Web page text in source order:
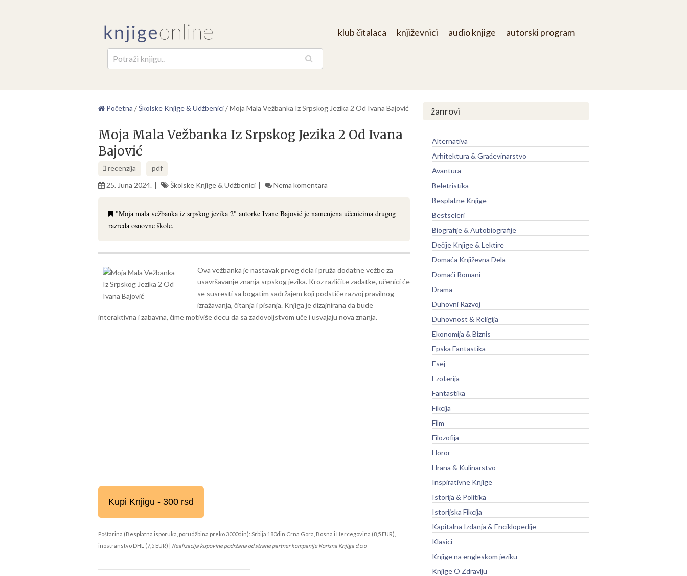
klub čitalaca književnici audio knjige autorski program
Početna /Školske Knjige & Udžbenici/Moja Mala Vežbanka Iz Srpskog Jezika 2 Od Ivana Bajović
Moja Mala Vežbanka Iz Srpskog Jezika 2 Od Ivana
Bajović
recenzija
pdf
25. Juna 2024.
Školske Knjige & Udžbenici Nema komentara
"Moja mala vežbanka iz srpskog jezika 2" autorke Ivane Bajović je namenjena učenicima drugog
razreda osnovne škole.
Ova vežbanka je nastavak prvog dela i pruža dodatne vežbe za
usavršavanje znanja srpskog jezika. Kroz različite zadatke, učenici će
se susresti sa bogatim sadržajem koji podstiče razvoj pravilnog
izražavanja, čitanja i pisanja. Knjiga je dizajnirana da bude
interaktivna i zabavna, čime motiviše decu da sa zadovoljstvom uče i usvajaju nova znanja.
Kupi Knjigu - 300 rsd
Poštarina (Besplatna isporuka, porudžbina preko 3000din): Srbija 180din Crna Gora, Bosna i Hercegovina (8,5 EUR),
inostranstvo DHL (7,5 EUR) | Realizacija kupovine podržana od strane partner kompanije Korisna Knjiga d.o.o
žanrovi
Alternativa
Arhitektura & Građevinarstvo
Avantura
Beletristika
Besplatne Knjige
Bestseleri
Biografije & Autobiografije
Dečije Knjige & Lektire
Domaća Književna Dela
Domaći Romani
Drama
Duhovni Razvoj
Duhovnost & Religija
Ekonomija & Biznis
Epska Fantastika
Esej
Ezoterija
Fantastika
Fikcija
Film
Filozofija
Horor
Hrana & Kulinarstvo
Inspirativne Knjige
Istorija & Politika
Istorijska Fikcija
Kapitalna Izdanja & Enciklopedije
Klasici
Knjige na engleskom jeziku
Knjige O Zdravlju